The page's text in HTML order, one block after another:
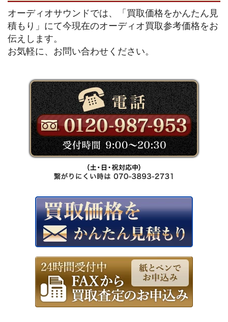
オーディオサウンドでは、「買取価格をかんたん見
積もり」にて今現在のオーディオ買取参考価格をお
伝えします。
お気軽に、お問い合わせください。